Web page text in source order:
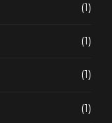
(1)
(1)
(1)
(1)